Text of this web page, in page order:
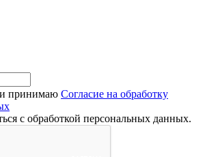
и принимаю Согласие на обработку
с обработкой персональных данных.